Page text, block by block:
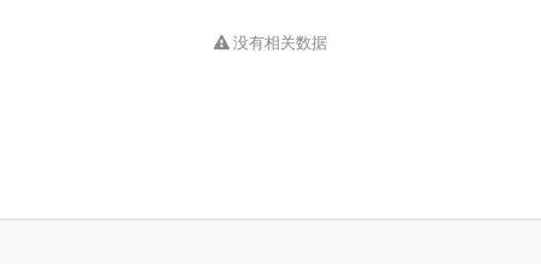
没有相关数据